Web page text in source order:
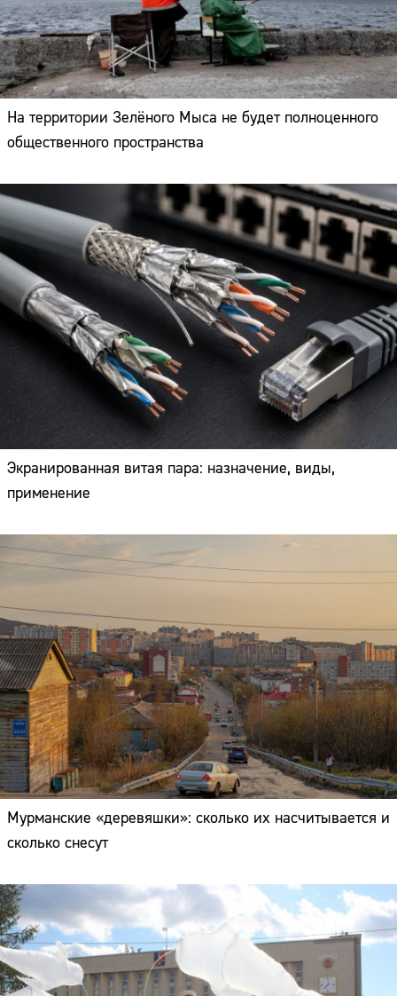
На территории Зелёного Мыса не будет полноценного
общественного пространства
Экранированная витая пара: назначение, виды,
применение
Мурманские «деревяшки»: сколько их насчитывается и
сколько снесут